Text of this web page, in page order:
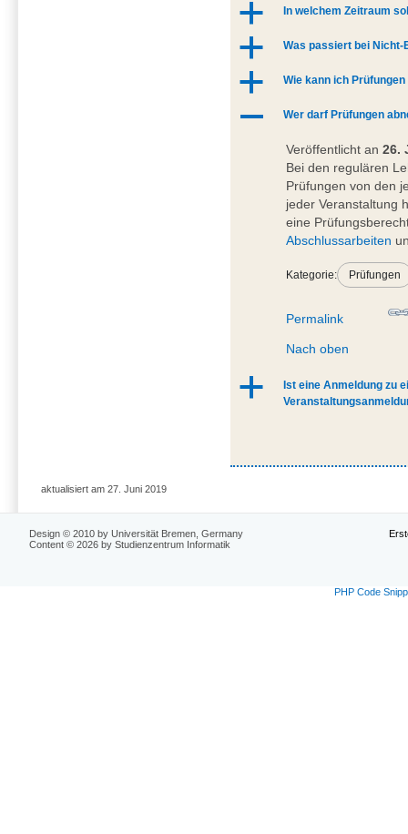
a In welchem Zeitraum
a Was passiert bei Nicht-
a Wie kann ich
A Wer darf Prüfungen
Veröffentlicht an26.
Bei den regulären
Prüfungen von den
jeder Veranstaltung
eine
Abschlussarbeiten
Kategorie: Prüfungen
Permalink
Nach oben
a
Ist eine Anmeldung zu
aktualisiert am 27. Juni 2019
Design © 2010 by Universität Bremen, Germany
Content © 2026 by Studienzentrum Informatik
PHP Code